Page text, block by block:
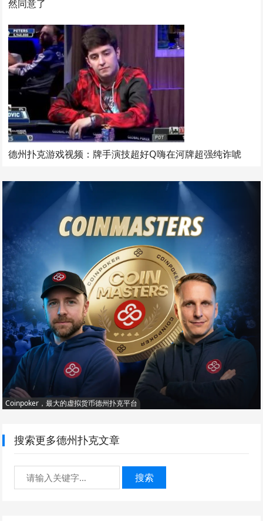
然同意了
德州扑克游戏视频：牌手演技超好Q嗨在河牌超强纯诈唬
Coinpoker，最大的虚拟货币德州扑克平台
搜索更多德州扑克文章
搜索